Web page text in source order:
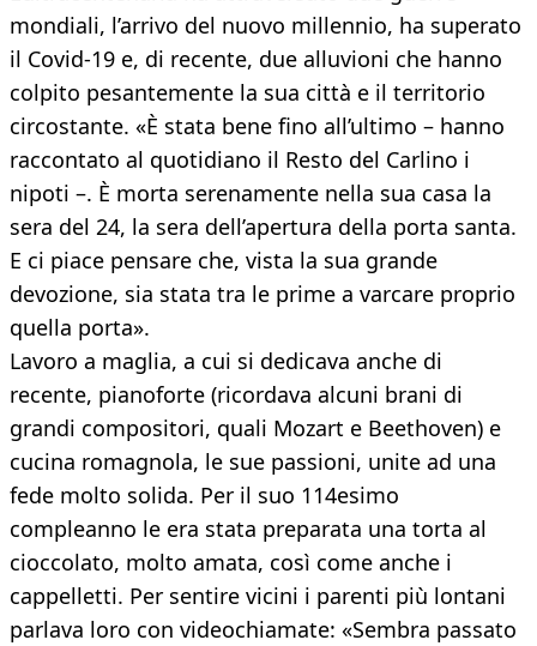
mondiali, l’arrivo del nuovo millennio, ha superato
il Covid-19 e, di recente, due alluvioni che hanno
colpito pesantemente la sua città e il territorio
circostante. «È stata bene fino all’ultimo – hanno
raccontato al quotidiano il Resto del Carlino i
nipoti –. È morta serenamente nella sua casa la
sera del 24, la sera dell’apertura della porta santa.
E ci piace pensare che, vista la sua grande
devozione, sia stata tra le prime a varcare proprio
quella porta».
Lavoro a maglia, a cui si dedicava anche di
recente, pianoforte (ricordava alcuni brani di
grandi compositori, quali Mozart e Beethoven) e
cucina romagnola, le sue passioni, unite ad una
fede molto solida. Per il suo 114esimo
compleanno le era stata preparata una torta al
cioccolato, molto amata, così come anche i
cappelletti. Per sentire vicini i parenti più lontani
parlava loro con videochiamate: «Sembra passato